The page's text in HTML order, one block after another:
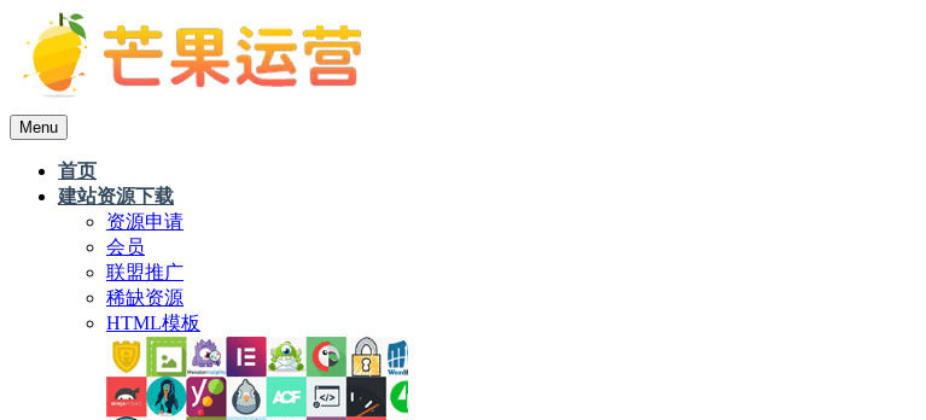
Menu
首页
建站资源下载
资源申请
会员
联盟推广
稀缺资源
HTML模板